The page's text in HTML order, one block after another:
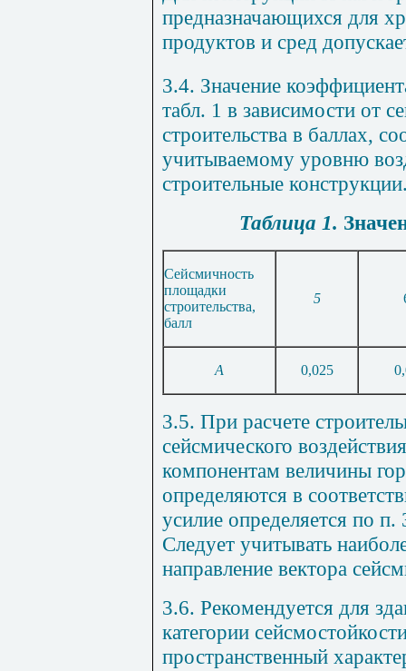
предназначающихся для
продуктов и сред
3.4. Значение
табл. 1 в зависимости от
строительства в баллах,
учитываемому уровню
строительные
Таблица 1.
Сейсмичность
площадки
строительства,
балл
5
А 0,025
3.5. При расчете
сейсмического
компонентам величины
определяются в
усилие определяется по
Следует учитывать
направление вектора
3.6. Рекомендуется для
категории
пространственный